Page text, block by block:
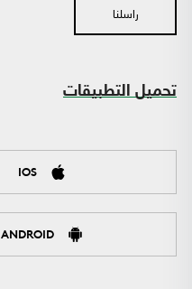
راسلنا
تحميل التطبيقات
IOS
ANDROID